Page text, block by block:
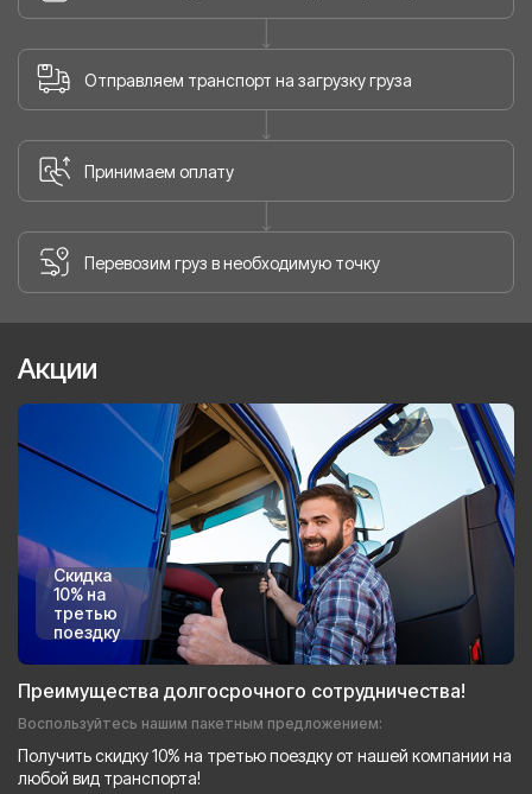
Отправляем транспорт на загрузку груза
Принимаем оплату
Перевозим груз в необходимую точку
Акции
Скидка
10% на
третью
поездку
Преимущества долгосрочного сотрудничества!
Воспользуйтесь нашим пакетным предложением:
Получить скидку 10% на третью поездку от нашей компании на
любой вид транспорта!